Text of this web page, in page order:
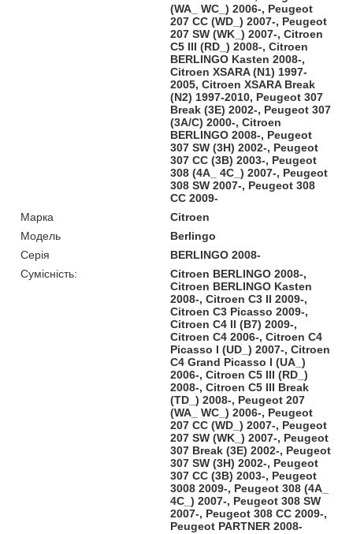
(WA_ WC_) 2006-, Peugeot
207 CC (WD_) 2007-, Peugeot
207 SW (WK_) 2007-, Citroen
C5 III (RD_) 2008-, Citroen
BERLINGO Kasten 2008-,
Citroen XSARA (N1) 1997-
2005, Citroen XSARA Break
(N2) 1997-2010, Peugeot 307
Break (3E) 2002-, Peugeot 307
(3A/C) 2000-, Citroen
BERLINGO 2008-, Peugeot
307 SW (3H) 2002-, Peugeot
307 CC (3B) 2003-, Peugeot
308 (4A_ 4C_) 2007-, Peugeot
308 SW 2007-, Peugeot 308
CC 2009-
Марка
Citroen
Модель
Berlingo
Серія
BERLINGO 2008-
Сумісність:
Citroen BERLINGO 2008-,
Citroen BERLINGO Kasten
2008-, Citroen C3 II 2009-,
Citroen C3 Picasso 2009-,
Citroen C4 II (B7) 2009-,
Citroen C4 2006-, Citroen C4
Picasso I (UD_) 2007-, Citroen
C4 Grand Picasso I (UA_)
2006-, Citroen C5 III (RD_)
2008-, Citroen C5 III Break
(TD_) 2008-, Peugeot 207
(WA_ WC_) 2006-, Peugeot
207 CC (WD_) 2007-, Peugeot
207 SW (WK_) 2007-, Peugeot
307 Break (3E) 2002-, Peugeot
307 SW (3H) 2002-, Peugeot
307 CC (3B) 2003-, Peugeot
3008 2009-, Peugeot 308 (4A_
4C_) 2007-, Peugeot 308 SW
2007-, Peugeot 308 CC 2009-,
Peugeot PARTNER 2008-